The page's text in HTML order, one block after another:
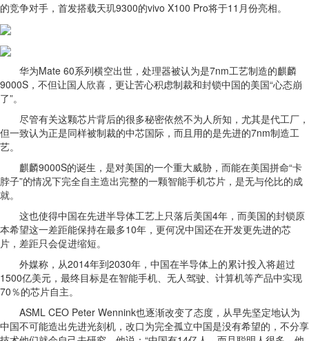
的竞争对手，首发搭载天玑9300的vivo X100 Pro将于11月份亮相。
华为Mate 60系列横空出世，处理器被认为是7nm工艺制造的麒麟
9000S，不但让国人欣喜，更让苦心积虑制裁和封锁中国的美国“心态崩
了”。
尽管有关这颗芯片背后的很多秘密依然不为人所知，尤其是代工厂，
但一致认为正是同样被制裁的中芯国际，而且用的是先进的7nm制造工
艺。
麒麟9000S的诞生，是对美国的一个重大威胁，而能在美国拼命“卡
脖子”的情况下完全自主造出完整的一颗智能手机芯片，是无与伦比的成
就。
这也使得中国在先进半导体工艺上只落后美国4年，而美国的封锁原
本希望这一差距能保持在最多10年，更何况中国还在开发更先进的芯
片，差距只会促进缩短。
外媒称，从2014年到2030年，中国在半导体上的累计投入将超过
1500亿美元，最终目标是在智能手机、无人驾驶、计算机等产品中实现
70％的芯片自主。
ASML CEO Peter Wennink也逐渐改变了态度，从早先坚定地认为
中国不可能造出先进光刻机，改口为完全孤立中国是没有希望的，不分享